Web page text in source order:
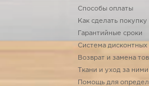
Способы оплаты
Как сделать покупку
Гарантийные сроки
Система дисконтных
Возврат и замена
Ткани и уход за ними
Помощь для